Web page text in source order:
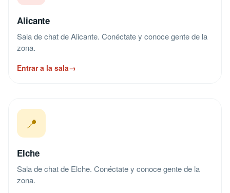
Alicante
Sala de chat de Alicante. Conéctate y conoce gente de la
zona.
Entrar a la sala→
📍
Elche
Sala de chat de Elche. Conéctate y conoce gente de la
zona.